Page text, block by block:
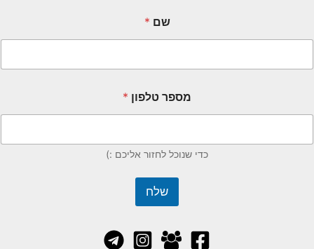
שם *
מספר טלפון *
כדי שנוכל לחזור אליכם :)
שלח